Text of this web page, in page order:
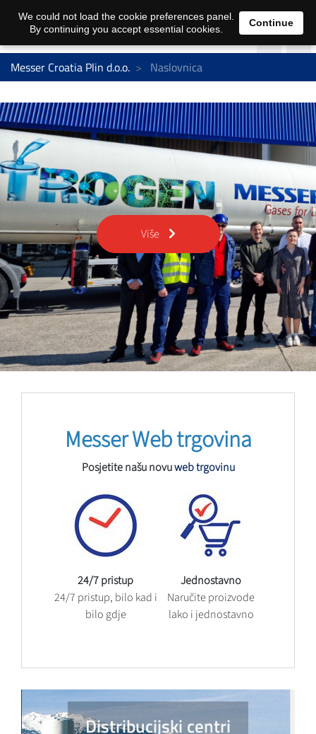
Messer Croatia Plin d.o.o. Naslovnica
Više
Messer Web trgovina
Posjetite našu novuweb trgovinu
24/7 pristup
24/7 pristup, bilo kad i
bilo gdje
Jednostavno
Naručite proizvode
lako i jednostavno
We could not load the cookie preferences panel.
By continuing you accept essential cookies.
Continue